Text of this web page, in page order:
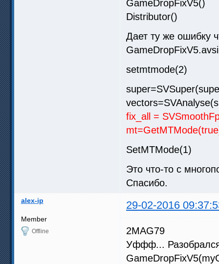
GameDropFixV5()
Distributor()
Дает ту же ошибку
setmtmode(2)
fix_all =
SetMTMode(1)
Это что-то с
Спасибо.
alex-ip 29-02-2016
Member
Offline
2MAG79
Уффф... Разобрался